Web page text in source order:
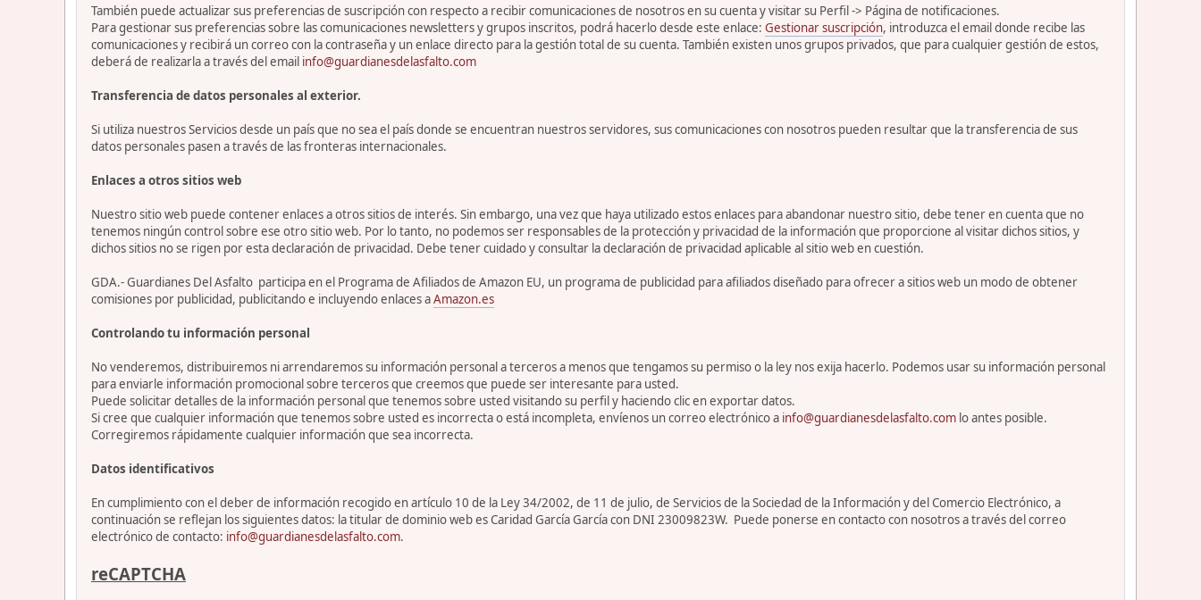
También puede actualizar sus preferencias de suscripción con respecto a recibir comunicaciones de nosotros en su cuenta y visitar su Perfil -> Página de notificaciones.
Para gestionar sus preferencias sobre las comunicaciones newsletters y grupos inscritos, podrá hacerlo desde este enlace: Gestionar suscripción, introduzca el email donde recibe las
comunicaciones y recibirá un correo con la contraseña y un enlace directo para la gestión total de su cuenta. También existen unos grupos privados, que para cualquier gestión de estos,
deberá de realizarla a través del email info@guardianesdelasfalto.com
Transferencia de datos personales al exterior.
Si utiliza nuestros Servicios desde un país que no sea el país donde se encuentran nuestros servidores, sus comunicaciones con nosotros pueden resultar que la transferencia de sus
datos personales pasen a través de las fronteras internacionales.
Enlaces a otros sitios web
Nuestro sitio web puede contener enlaces a otros sitios de interés. Sin embargo, una vez que haya utilizado estos enlaces para abandonar nuestro sitio, debe tener en cuenta que no
tenemos ningún control sobre ese otro sitio web. Por lo tanto, no podemos ser responsables de la protección y privacidad de la información que proporcione al visitar dichos sitios, y
dichos sitios no se rigen por esta declaración de privacidad. Debe tener cuidado y consultar la declaración de privacidad aplicable al sitio web en cuestión.
GDA.- Guardianes Del Asfalto participa en el Programa de Afiliados de Amazon EU, un programa de publicidad para afiliados diseñado para ofrecer a sitios web un modo de obtener
comisiones por publicidad, publicitando e incluyendo enlaces aAmazon.es
Controlando tu información personal
No venderemos, distribuiremos ni arrendaremos su información personal a terceros a menos que tengamos su permiso o la ley nos exija hacerlo. Podemos usar su información personal
para enviarle información promocional sobre terceros que creemos que puede ser interesante para usted.
Puede solicitar detalles de la información personal que tenemos sobre usted visitando su perfil y haciendo clic en exportar datos.
Si cree que cualquier información que tenemos sobre usted es incorrecta o está incompleta, envíenos un correo electrónico a info@guardianesdelasfalto.com lo antes posible.
Corregiremos rápidamente cualquier información que sea incorrecta.
Datos identificativos
En cumplimiento con el deber de información recogido en artículo 10 de la Ley 34/2002, de 11 de julio, de Servicios de la Sociedad de la Información y del Comercio Electrónico, a
continuación se reflejan los siguientes datos: la titular de dominio web es Caridad García García con DNI 23009823W. Puede ponerse en contacto con nosotros a través del correo
electrónico de contacto: info@guardianesdelasfalto.com.
reCAPTCHA